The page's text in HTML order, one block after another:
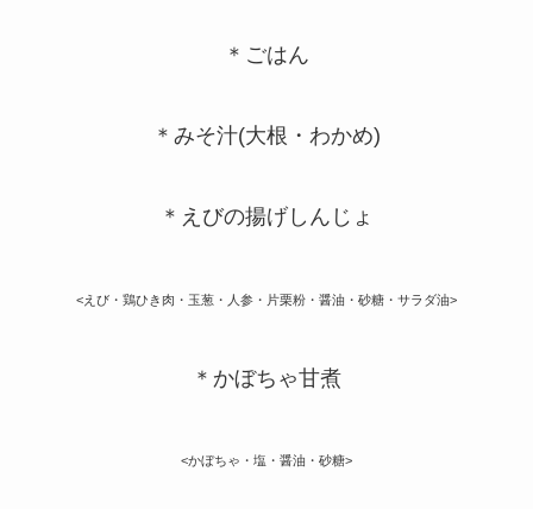
＊ごはん
＊みそ汁(大根・わかめ)
＊えびの揚げしんじょ
<えび・鶏ひき肉・玉葱・人参・片栗粉・醤油・砂糖・サラダ油>
＊かぼちゃ甘煮
<かぼちゃ・塩・醤油・砂糖>